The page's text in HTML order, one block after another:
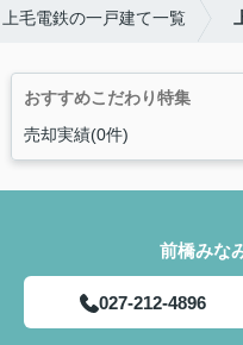
上毛電鉄の一戸建て一覧
おすすめこだわり特集
売却実績(0件)
前橋みな
027-212-4896